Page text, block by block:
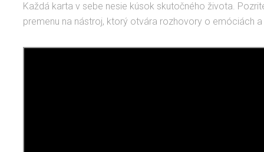
Každá karta v sebe nesie kúsok skutočného života.
premenu na nástroj, ktorý otvára rozhovory o emóciách